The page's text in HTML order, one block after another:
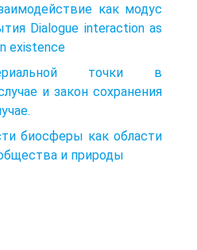
как модус
Dialogue interaction as
existence
точки в
и закон сохранения
биосферы как области
и природы